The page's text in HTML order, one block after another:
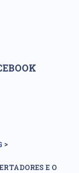
>
E O